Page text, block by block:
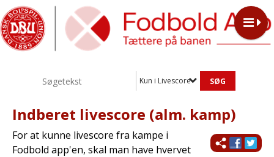
Kun i Livescore
Indberet livescore (alm. kamp)
For at kunne livescore fra kampe i
Fodbold app'en, skal man have hvervet